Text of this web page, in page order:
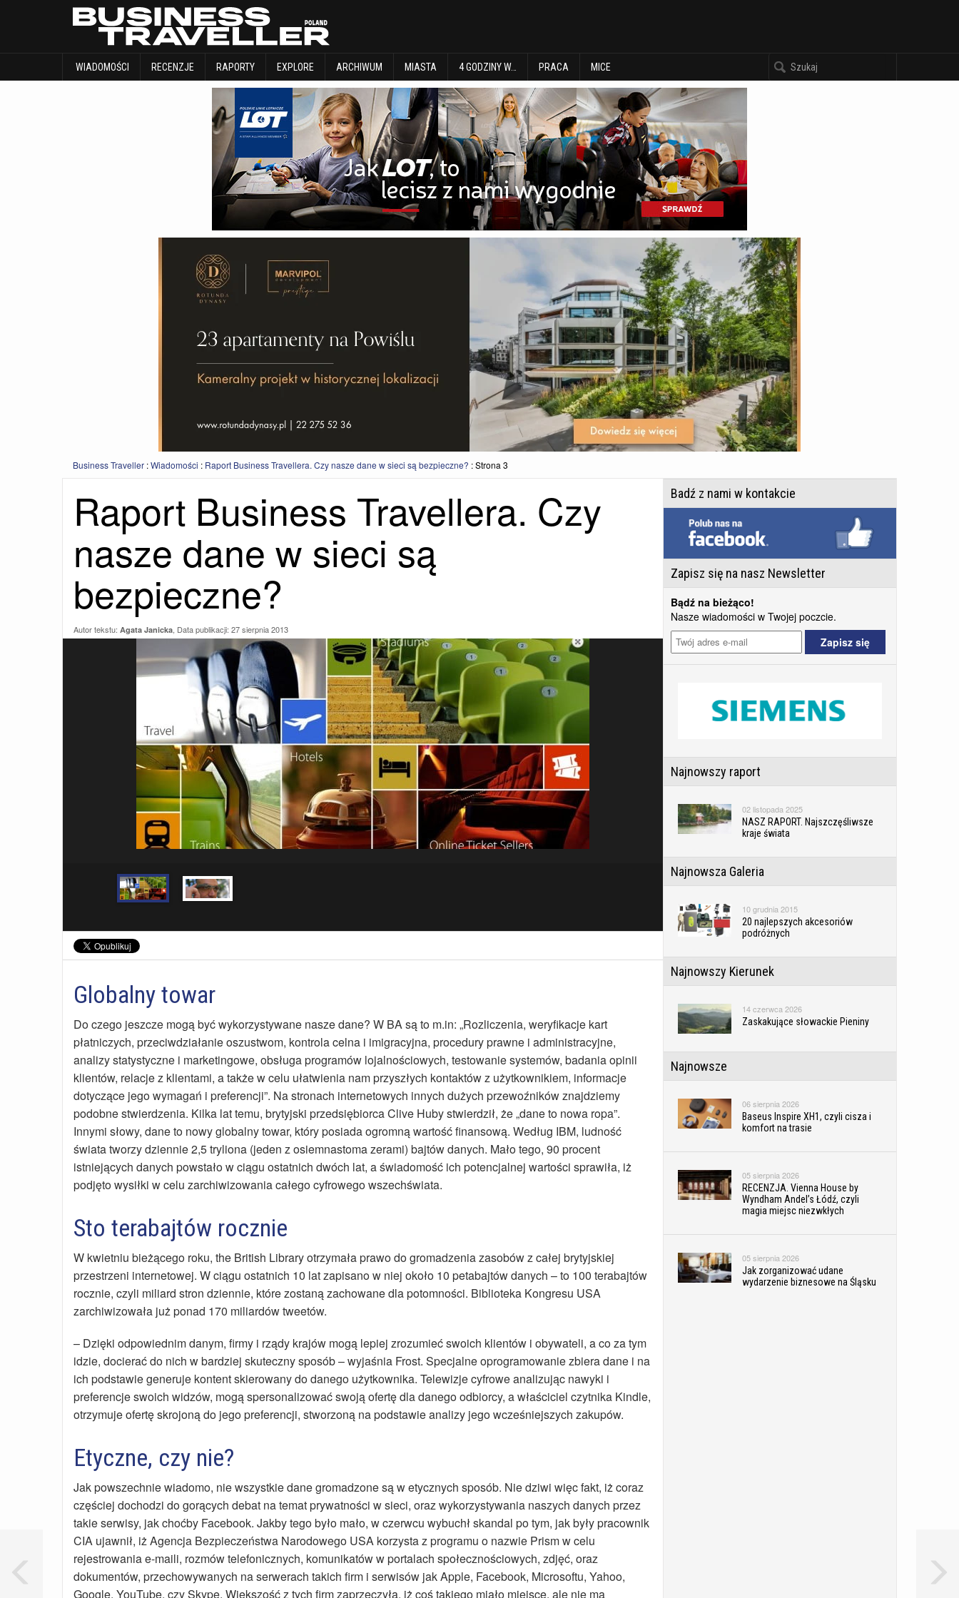
WIADOMOŚCI RECENZJE RAPORTY EXPLORE ARCHIWUM MIASTA 4 GODZINY W… PRACA MICE
WIADOMOŚCI RECENZJE
Business Traveller :Wiadomości : Raport Business Travellera. Czy nasze dane w sieci są bezpieczne? :Strona 3
Raport Business Travellera. Czy
nasze dane w sieci są
bezpieczne?
Autor tekstu: Agata Janicka, Data publikacji: 27 sierpnia 2013
Globalny towar
Do czego jeszcze mogą być wykorzystywane nasze dane? W BA są to m.in: „Rozliczenia, weryfikacje kart
płatniczych, przeciwdziałanie oszustwom, kontrola celna i imigracyjna, procedury prawne i administracyjne,
analizy statystyczne i marketingowe, obsługa programów lojalnościowych, testowanie systemów, badania opinii
klientów, relacje z klientami, a także w celu ułatwienia nam przyszłych kontaktów z użytkownikiem, informacje
dotyczące jego wymagań i preferencji”. Na stronach internetowych innych dużych przewoźników znajdziemy
podobne stwierdzenia. Kilka lat temu, brytyjski przedsiębiorca Clive Huby stwierdził, że „dane to nowa ropa”.
Innymi słowy, dane to nowy globalny towar, który posiada ogromną wartość finansową. Według IBM, ludność
świata tworzy dziennie 2,5 tryliona (jeden z osiemnastoma zerami) bajtów danych. Mało tego, 90 procent
istniejących danych powstało w ciągu ostatnich dwóch lat, a świadomość ich potencjalnej wartości sprawiła, iż
podjęto wysiłki w celu zarchiwizowania całego cyfrowego wszechświata.
Sto terabajtów rocznie
W kwietniu bieżącego roku, the British Library otrzymała prawo do gromadzenia zasobów z całej brytyjskiej
przestrzeni internetowej. W ciągu ostatnich 10 lat zapisano w niej około 10 petabajtów danych – to 100 terabajtów
rocznie, czyli miliard stron dziennie, które zostaną zachowane dla potomności. Biblioteka Kongresu USA
zarchiwizowała już ponad 170 miliardów tweetów.
– Dzięki odpowiednim danym, firmy i rządy krajów mogą lepiej zrozumieć swoich klientów i obywateli, a co za tym
idzie, docierać do nich w bardziej skuteczny sposób – wyjaśnia Frost. Specjalne oprogramowanie zbiera dane i na
ich podstawie generuje kontent skierowany do danego użytkownika. Telewizje cyfrowe analizując nawyki i
preferencje swoich widzów, mogą spersonalizować swoją ofertę dla danego odbiorcy, a właściciel czytnika Kindle,
otrzymuje ofertę skrojoną do jego preferencji, stworzoną na podstawie analizy jego wcześniejszych zakupów.
Etyczne, czy nie?
Jak powszechnie wiadomo, nie wszystkie dane gromadzone są w etycznych sposób. Nie dziwi więc fakt, iż coraz
częściej dochodzi do gorących debat na temat prywatności w sieci, oraz wykorzystywania naszych danych przez
takie serwisy, jak choćby Facebook. Jakby tego było mało, w czerwcu wybuchł skandal po tym, jak były pracownik
CIA ujawnił, iż Agencja Bezpieczeństwa Narodowego USA korzysta z programu o nazwie Prism w celu
rejestrowania e-maili, rozmów telefonicznych, komunikatów w portalach społecznościowych, zdjęć, oraz
dokumentów, przechowywanych na serwerach takich firm i serwisów jak Apple, Facebook, Microsoftu, Yahoo,
Google, YouTube, czy Skype. Większość z tych firm zaprzeczyła, iż coś takiego miało miejsce, ale nie ma
Badź z nami w kontakcie
Zapisz się na nasz Newsletter
Bądź na bieżąco!
Nasze wiadomości w Twojej poczcie.
Najnowszy raport
02 listopada 2025
NASZ RAPORT. Najszczęśliwsze
kraje świata
Najnowsza Galeria
10 grudnia 2015
20 najlepszych akcesoriów
podróżnych
Najnowszy Kierunek
14 czerwca 2026
Zaskakujące słowackie Pieniny
Najnowsze
06 sierpnia 2026
Baseus Inspire XH1, czyli cisza i
komfort na trasie
05 sierpnia 2026
RECENZJA. Vienna House by
Wyndham Andel’s Łódź, czyli
magia miejsc niezwkłych
05 sierpnia 2026
Jak zorganizować udane
wydarzenie biznesowe na Śląsku